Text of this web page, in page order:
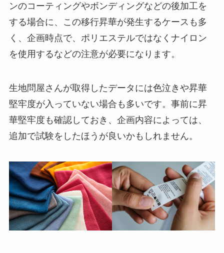
ンのコーティングやボンディングなどの後加工を
する場合に、この移行昇華が発生するケースも多
く、企画時点で、ポリエステルではなくナイロン
を使用するなどの注意が必要になります。
生地問屋さんが取得したデータには色泣きや昇華
堅牢度が入っていない場合も多いです。事前に昇
華堅牢度も確認しておき、企画内容によっては、
追加で試験をしたほうが良いかもしれません。